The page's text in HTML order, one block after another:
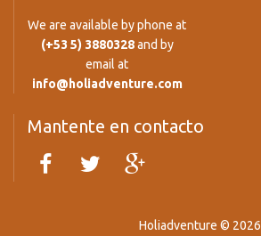
We are available by phone at
(+53 5) 3880328and by
email at
info@holiadventure.com
Mantente en contacto
Holiadventure © 2026